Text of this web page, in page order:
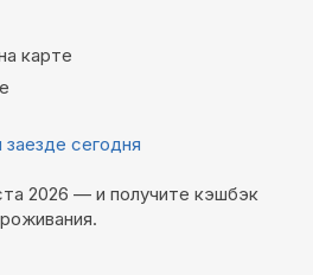
карте
сегодня
2026 — и получите кэшбэк